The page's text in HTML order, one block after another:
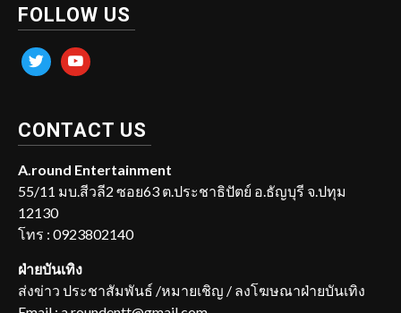
FOLLOW US
twitter youtube
CONTACT US
A.round Entertainment
55/11 มบ.สีวลี2 ซอย63 ต.ประชาธิปัตย์ อ.ธัญบุรี จ.ปทุม
12130
โทร : 0923802140
ฝ่ายบันเทิง
ส่งข่าว ประชาสัมพันธ์ /หมายเชิญ / ลงโฆษณาฝ่ายบันเทิง